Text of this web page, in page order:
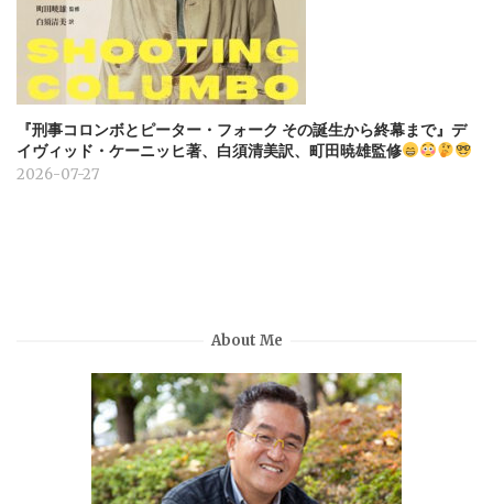
『刑事コロンボとピーター・フォーク その誕生から終幕まで』デ
イヴィッド・ケーニッヒ著、白須清美訳、町田暁雄監修
2026-07-27
About Me